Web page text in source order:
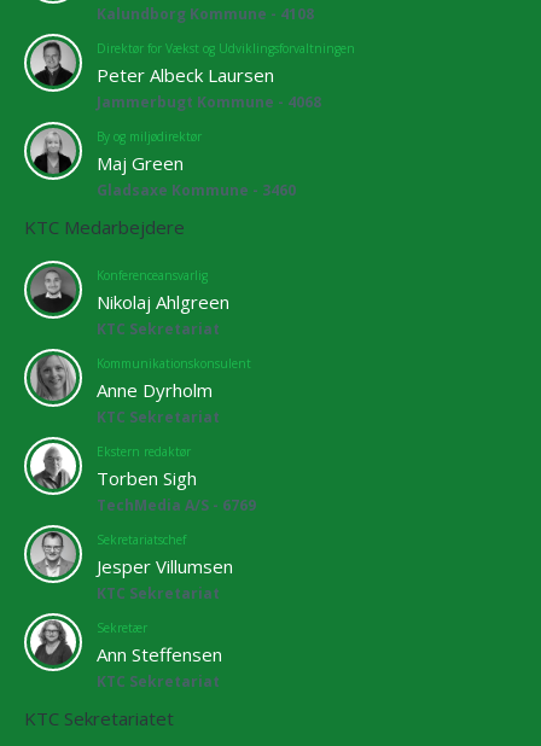
Kalundborg Kommune - 4108
Direktør for Vækst og Udviklingsforvaltningen
Peter Albeck Laursen
Jammerbugt Kommune - 4068
By og miljødirektør
Maj Green
Gladsaxe Kommune - 3460
KTC Medarbejdere
Konferenceansvarlig
Nikolaj Ahlgreen
KTC Sekretariat
Kommunikationskonsulent
Anne Dyrholm
KTC Sekretariat
Ekstern redaktør
Torben Sigh
TechMedia A/S - 6769
Sekretariatschef
Jesper Villumsen
KTC Sekretariat
Sekretær
Ann Steffensen
KTC Sekretariat
KTC Sekretariatet